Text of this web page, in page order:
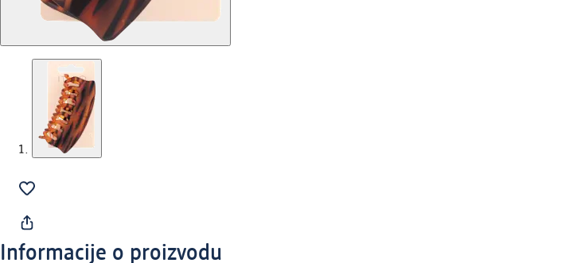
Informacije o proizvodu